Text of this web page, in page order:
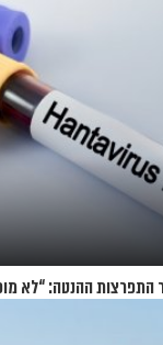
ההנטה: “לא